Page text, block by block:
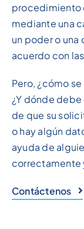
procedimiento
mediante una
un poder o
acuerdo con
Pero, ¿cómo
¿Y dónde debe
de que su
o hay algún
ayuda de
correctamente
Contáctenos